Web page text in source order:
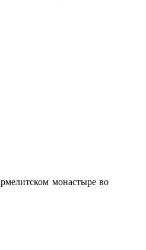
монастыре во